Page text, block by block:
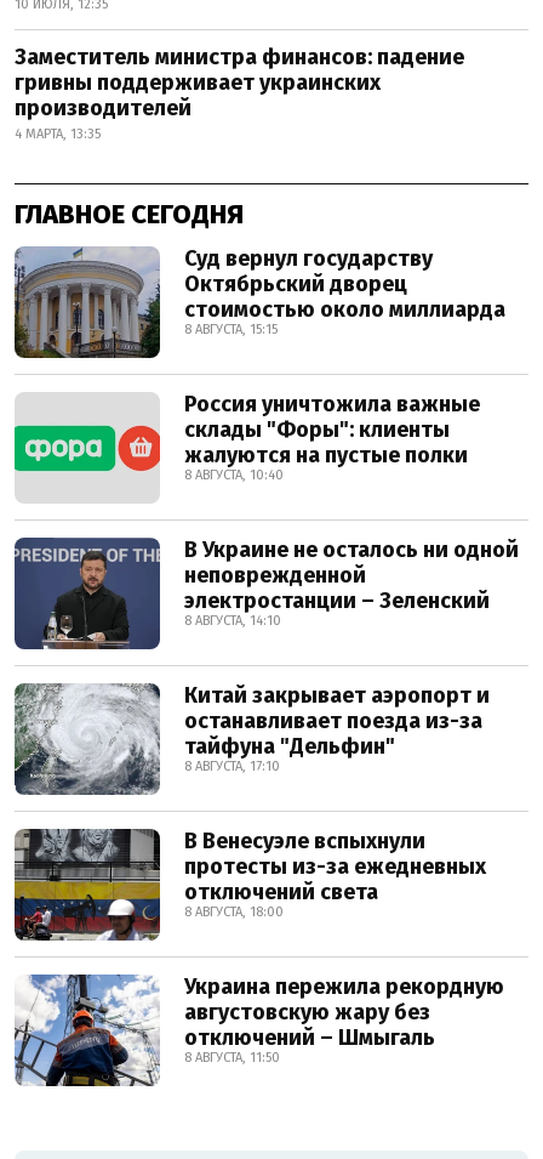
10 ИЮЛЯ, 12:35
Заместитель министра финансов: падение
гривны поддерживает украинских
производителей
4 МАРТА, 13:35
ГЛАВНОЕ СЕГОДНЯ
Суд вернул государству
Октябрьский дворец
стоимостью около миллиарда
8 АВГУСТА, 15:15
Россия уничтожила важные
склады "Форы": клиенты
жалуются на пустые полки
8 АВГУСТА, 10:40
В Украине не осталось ни одной
неповрежденной
электростанции – Зеленский
8 АВГУСТА, 14:10
Китай закрывает аэропорт и
останавливает поезда из-за
тайфуна "Дельфин"
8 АВГУСТА, 17:10
В Венесуэле вспыхнули
протесты из-за ежедневных
отключений света
8 АВГУСТА, 18:00
Украина пережила рекордную
августовскую жару без
отключений – Шмыгаль
8 АВГУСТА, 11:50